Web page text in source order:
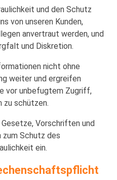
und den Schutz
von unseren Kunden,
anvertraut werden, und
und Diskretion.
nicht ohne
weiter und ergreifen
vor unbefugtem Zugriff,
zu schützen.
Vorschriften und
Schutz des
ein.